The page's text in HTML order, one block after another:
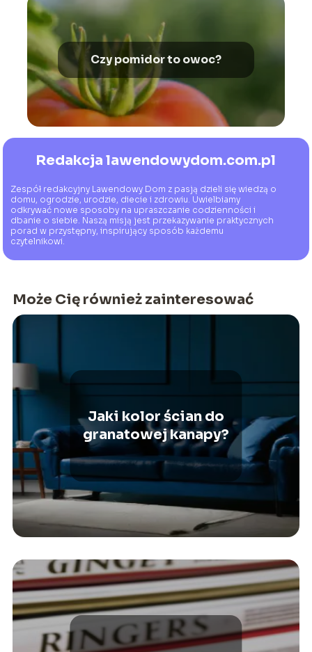
Czy pomidor to owoc?
Redakcja lawendowydom.com.pl
Zespół redakcyjny Lawendowy Dom z pasją dzieli się wiedzą o
domu, ogrodzie, urodzie, diecie i zdrowiu. Uwielbiamy
odkrywać nowe sposoby na upraszczanie codzienności i
dbanie o siebie. Naszą misją jest przekazywanie praktycznych
porad w przystępny, inspirujący sposób każdemu
czytelnikowi.
Może Cię również zainteresować
Jaki kolor ścian do
granatowej kanapy?